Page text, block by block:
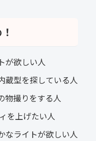
が欲しい人
蔵型を探している人
物撮りをする人
を上げたい人
なライトが欲しい人